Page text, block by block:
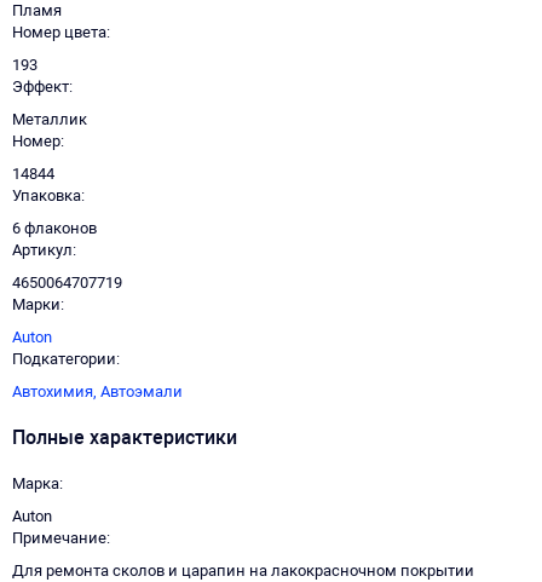
Пламя
Номер цвета
193
Эффект
Металлик
Номер
14844
Упаковка
6 флаконов
Артикул
4650064707719
Марки
Auton
Подкатегории
Автохимия, Автоэмали
Полные характеристики
Марка
Auton
Примечание
Для ремонта сколов и царапин на лакокрасночном покрытии